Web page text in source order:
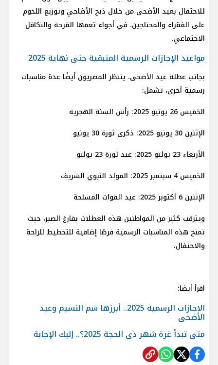
للاحتفال بعيد الأضحى من خلال ذبح الأضاحي وتوزيع اللحوم
على الفقراء والمحتاجين، في أجواء تعمها الفرحة والتكافل
الاجتماعي.
مواعيد الإجازات الرسمية المتبقية حتى نهاية 2025
بجانب عطلة عيد الأضحى، ينتظر المصريون أيضًا عدة مناسبات
رسمية أخرى، تشمل:
الخميس 26 يونيو 2025: رأس السنة الهجرية
الإثنين 30 يونيو 2025: ذكرى ثورة 30 يونيو
الأربعاء 23 يوليو 2025: عيد ثورة 23 يوليو
الخميس 4 سبتمبر 2025: المولد النبوي الشريف
الإثنين 6 أكتوبر 2025: عيد القوات المسلحة
ويترقب كثير من المواطنين هذه العطلات بفارغ الصبر، حيث
تمنح هذه المناسبات الرسمية فرصًا إضافية للتخطيط للراحة
والاحتفال.
اقرأ أيضا:
الاجازات الرسمية 2025.. أبرزها شم النسيم وعيد
الأضحى
متى تبدأ غرة شهر ذي الحجة 2025؟.. إليك الإجابة